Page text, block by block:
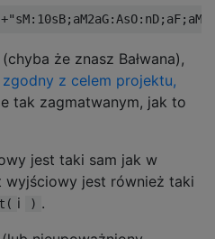
że znasz Bałwana),
zgodny z celem projektu,
tak zagmatwanym, jak to
jest taki sam jak w
wyjściowy jest również taki
i ) .